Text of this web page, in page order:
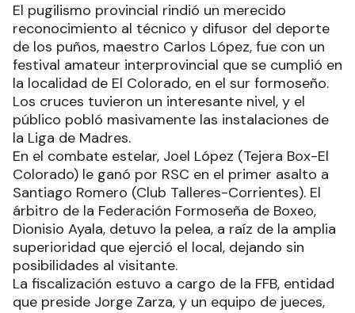
El pugilismo provincial rindió un merecido
reconocimiento al técnico y difusor del deporte
de los puños, maestro Carlos López, fue con un
festival amateur interprovincial que se cumplió en
la localidad de El Colorado, en el sur formoseño.
Los cruces tuvieron un interesante nivel, y el
público pobló masivamente las instalaciones de
la Liga de Madres.
En el combate estelar, Joel López (Tejera Box-El
Colorado) le ganó por RSC en el primer asalto a
Santiago Romero (Club Talleres-Corrientes). El
árbitro de la Federación Formoseña de Boxeo,
Dionisio Ayala, detuvo la pelea, a raíz de la amplia
superioridad que ejerció el local, dejando sin
posibilidades al visitante.
La fiscalización estuvo a cargo de la FFB, entidad
que preside Jorge Zarza, y un equipo de jueces,